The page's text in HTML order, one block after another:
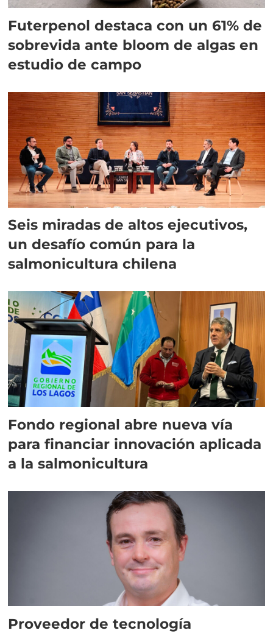
Futerpenol destaca con un 61% de
sobrevida ante bloom de algas en
estudio de campo
Seis miradas de altos ejecutivos,
un desafío común para la
salmonicultura chilena
Fondo regional abre nueva vía
para financiar innovación aplicada
a la salmonicultura
Proveedor de tecnología